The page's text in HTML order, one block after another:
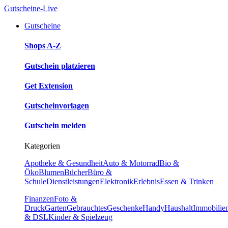
Gutscheine-Live
Gutscheine
Shops A-Z
Gutschein platzieren
Get Extension
Gutscheinvorlagen
Gutschein melden
Kategorien
Apotheke & GesundheitAuto & MotorradBio &
ÖkoBlumenBücherBüro &
SchuleDienstleistungenElektronikErlebnisEssen & Trinken
FinanzenFoto &
DruckGartenGebrauchtesGeschenkeHandyHaushalt
& DSLKinder & Spielzeug